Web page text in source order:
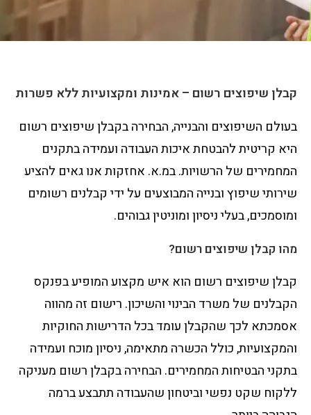
קבלן שיפוצים רשום – אמינות ומקצועיות ללא פשרות
בעולם השיפוצים והבנייה, הבחירה בקבלן שיפוצים רשום
היא קריטית להבטחת איכות העבודה ועמידה בתקנים
המחמירים של הרשויות. במ.א. אחזקות אנו גאים להציע
שירותי שיפוץ ובנייה המבוצעים על ידי קבלנים רשומים
ומוסמכים, בעלי ניסיון ומוניטין גבוהים.
מהו קבלן שיפוצים רשום?
קבלן שיפוצים רשום הוא איש מקצוע המופיע בפנקס
הקבלנים של משרד הבינוי והשיכון. רישום זה מהווה
אסמכתא לכך שהקבלן עומד בכל הדרישות החוקיות
והמקצועיות, כולל הכשרה מתאימה, ניסיון מוכח ועמידה
בתקני הבטיחות המחמירים. הבחירה בקבלן רשום מעניקה
ללקוח שקט נפשי וביטחון שהעבודה תתבצע ברמה